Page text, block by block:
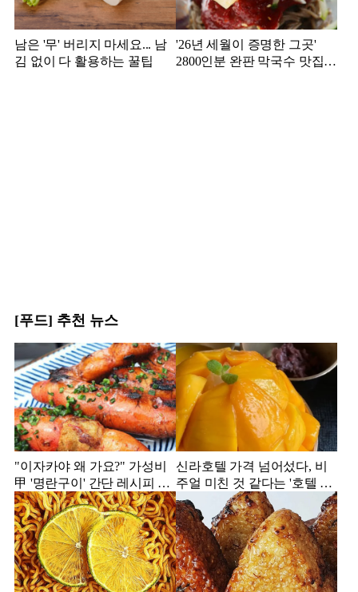
남은 '무' 버리지 마세요... 남
김 없이 다 활용하는 꿀팁
'26년 세월이 증명한 그곳'
2800인분 완판 막국수 맛집
[푸드] 추천 뉴스
"이자카야 왜 가요?" 가성비
甲 '명란구이' 간단 레시피 공
개
신라호텔 가격 넘어섰다, 비
주얼 미친 것 같다는 '호텔 빙
수' 모음집